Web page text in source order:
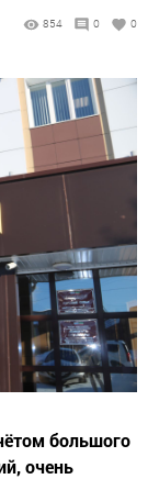
854 0 0
большого
очень